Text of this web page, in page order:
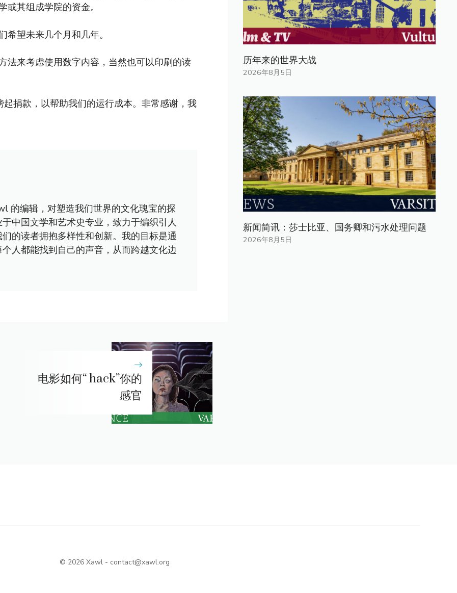
其组成学院的资金。
望未来几个月和几年。
法来考虑使用数字内容，当然也可以印刷的读
捐款，以帮助我们的运行成本。非常感谢，我
的编辑，对塑造我们世界的文化瑰宝的探
中国文学和艺术史专业，致力于编织引人
的读者拥抱多样性和创新。我的目标是通
人都能找到自己的声音，从而跨越文化边
电影如何“ hack”你的
感官
历年来的世界大战
2026年8月5日
新闻简讯：莎士比亚、国务卿和污水处理问题
2026年8月5日
© 2026 Xawl - contact@xawl.org